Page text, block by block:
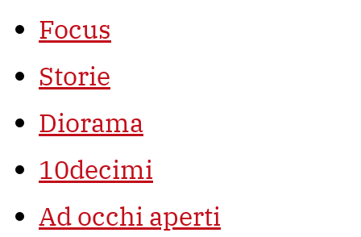
Focus
Storie
Diorama
10decimi
Ad occhi aperti